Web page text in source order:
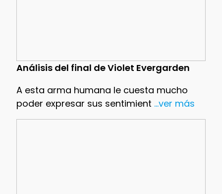
Análisis del final de Violet Evergarden
A esta arma humana le cuesta mucho
poder expresar sus sentimient ...ver más